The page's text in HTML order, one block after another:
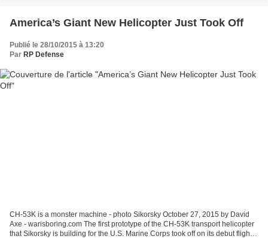
America’s Giant New Helicopter Just Took Off
Publié le 28/10/2015 à 13:20
Par RP Defense
CH-53K is a monster machine - photo Sikorsky October 27, 2015 by David
Axe - warisboring.com The first prototype of the CH-53K transport helicopter
that Sikorsky is building for the U.S. Marine Corps took off on its debut flight